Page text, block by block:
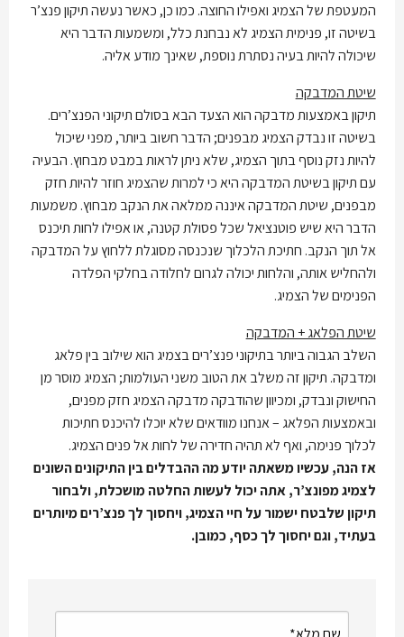
המעטפת של הצמיג ואפילו החוצה. כמו כן, כאשר נעשה תיקון פנצ’ר
בשיטה זו, פנימית הצמיג לא נבחנת כלל, ומשמעות הדבר היא
שיכולה להיות בעיה נסתרת נוספת, שאינך מודע אליה.
שיטת המדבקה
תיקון באמצעות מדבקה הוא הצעד הבא בסולם תיקוני הפנצ’רים.
בשיטה זו נבדק הצמיג מבפנים; הדבר חשוב ביותר, מפני שיכול
להיות נזק נוסף בתוך הצמיג, שלא ניתן לראות במבט מבחוץ. הבעיה
עם תיקון בשיטת המדבקה היא כי למרות שהצמיג חוזר להיות חזק
מבפנים, שיטת המדבקה איננה ממלאה את הנקב מבחוץ. משמעות
הדבר היא שיש פוטנציאל שכל פסולת קטנה, או אפילו לחות תיכנס
אל תוך הנקב. חתיכת הלכלוך שנכנסה מסוגלת ללחוץ על המדבקה
ולהחליש אותה, והלחות יכולה לגרום לחלודה בחלקי הפלדה
הפנימים של הצמיג.
שיטת הפלאג + המדבקה
השלב הגבוה ביותר בתיקוני פנצ’רים בצמיג הוא שילוב בין פלאג
ומדבקה. תיקון זה משלב את הטוב משני העולמות; הצמיג מוסר מן
החישוק ונבדק, ומכיוון שהודבקה מדבקה הצמיג חזק מפנים,
ובאמצעות הפלאג – אנחנו מוודאים שלא יוכלו להיכנס חתיכות
לכלוך פנימה, ואף לא תהיה חדירה של לחות אל פנים הצמיג.
אז הנה, עכשיו משאתה יודע מה ההבדלים בין התיקונים השונים
לצמיג מפונצ’ר, אתה יכול לעשות החלטה מושכלת, ולבחור
תיקון שלבטח ישמור על חיי הצמיג, ויחסוך לך פנצ’רים מיותרים
בעתיד, וגם יחסוך לך כסף, כמובן.